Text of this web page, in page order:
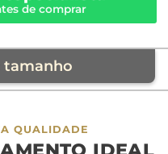
de comprar
tamanho
QUALIDADE